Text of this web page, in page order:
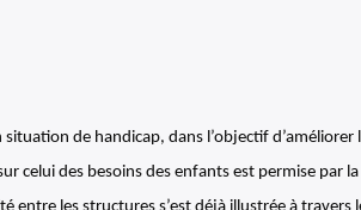
de handicap, dans l’objectif
celui des besoins des enfants est permise par